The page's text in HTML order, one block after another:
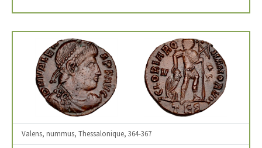
Valens, nummus, Thessalonique, 364-367